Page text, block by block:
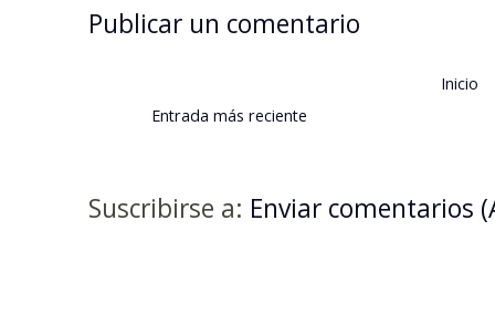
Publicar un comentario
Entrada más reciente
Inicio
Suscribirse a: Enviar comentarios